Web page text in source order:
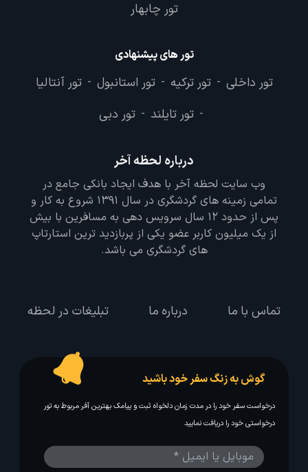
تور چابهار
تور های پیشنهادی
تور داخلی - تور ترکیه - تور استانبول - تور آنتالیا
- تور تایلند - تور دبی
درباره لحظه آخر
وب سایت لحظه آخر با هدف ایجاد بانکی جامع در
تمامی زمینه های گردشگری در سال 1391 شروع به کار و
پس از حدود 12 سال سرویس دهی به مسافرین با بیش
از یک میلیون کاربر عضو یکی از پربازدید ترین استارتاپ
های گردشگری می باشد.
تماس با ما درباره ما تبلیغات در لحظه
گوش به زنگ سفر خود باشید
درخواست سفر خود را در مدت زمان دلخواه ثبت و پیامک بهترین آفر مربوط به تور
درخواستی خود را دریافت نمایید